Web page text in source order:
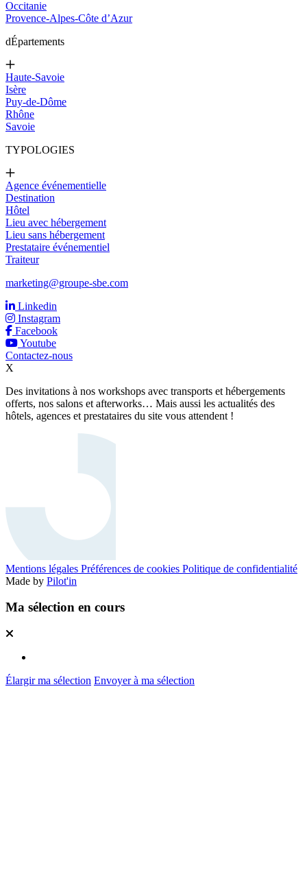
Occitanie
Provence-Alpes-Côte d’Azur
dÉpartements
Haute-Savoie
Isère
Puy-de-Dôme
Rhône
Savoie
TYPOLOGIES
Agence événementielle
Destination
Hôtel
Lieu avec hébergement
Lieu sans hébergement
Prestataire événementiel
Traiteur
marketing@groupe-sbe.com
Linkedin
Instagram
Facebook
Youtube
Contactez-nous
X
Des invitations à nos workshops avec transports et hébergements
offerts, nos salons et afterworks… Mais aussi les actualités des
hôtels, agences et prestataires du site vous attendent !
Mentions légales Préférences de cookies Politique de confidentialité
Made by Pilot'in
Ma sélection en cours
Élargir ma sélection Envoyer à ma sélection